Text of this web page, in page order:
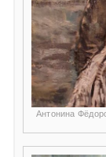
Антонина